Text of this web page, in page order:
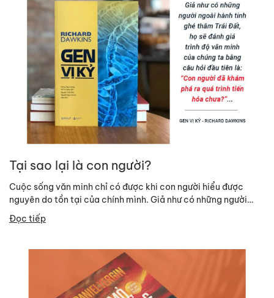
Tại sao lại là con người?
Cuộc sống văn minh chỉ có được khi con người hiểu được
nguyên do tồn tại của chính mình. Giả như có những người
ngoài hành...
Đọc tiếp